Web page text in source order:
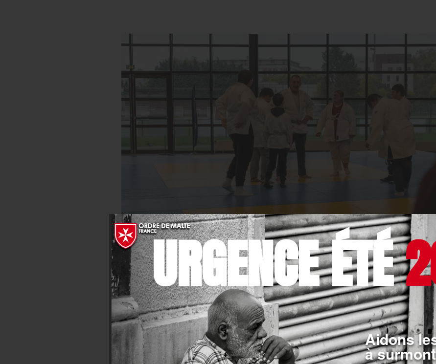
Quelques résidents d'un foyer médico-social s'essayent aux pratiques du judo. Crédit photo : Côme de Blanpré
Au-delà de la performance, cette journée a été un véritable temps de fête, d’inclusion et de
capacités de chacun. Elle participe pleinement à la mission de l’Ordre de Malte France,
fragiles dansle secteur médico-social. Les visages souriants, les applaudissements,
résidents, personnels et bénévoles ont rendu cette journée inoubliable.
URGENCE ÉTÉ
Aidons
à